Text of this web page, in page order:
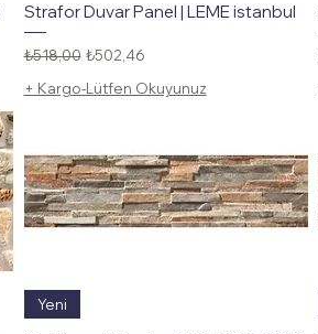
Strafor Duvar Panel | LEME istanbul
Normal Fiyat
₺518,00 İndirimli Fiyat
₺502,46
+ Kargo-Lütfen Okuyunuz
Yeni